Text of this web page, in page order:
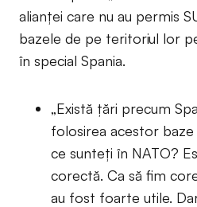
alianței care nu au permis
bazele de pe teritoriul lor
în special Spania.
„Există țări precum
folosirea acestor
ce sunteți în NATO?
corectă. Ca să fim
au fost foarte utile.